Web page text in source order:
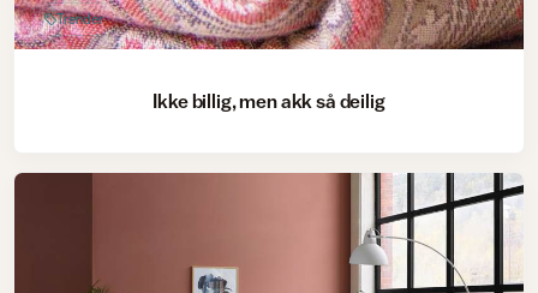
Trender
Ikke billig, men akk så deilig